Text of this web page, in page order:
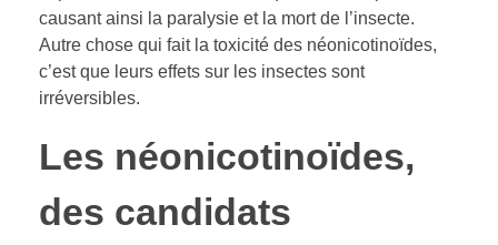
causant ainsi la paralysie et la mort de l’insecte.
Autre chose qui fait la toxicité des néonicotinoïdes,
c’est que leurs effets sur les insectes sont
irréversibles.
Les néonicotinoïdes,
des candidats